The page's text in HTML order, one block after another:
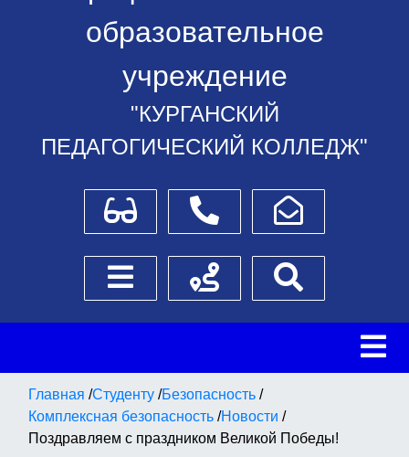
образовательное
учреждение
"КУРГАНСКИЙ
ПЕДАГОГИЧЕСКИЙ КОЛЛЕДЖ"
Для слабовидящихТелефоныНаписать обращение
Боковое менюСхема проезда
Главная /Студенту /Безопасность /
Комплексная безопасность /Новости /
Поздравляем с праздником Великой Победы!